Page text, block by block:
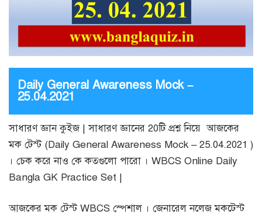
Daily General Awareness Mock –
25.04.2021
সাধারণ জ্ঞান কুইজ | সাধারণ জ্ঞানের 20টি প্রশ্ন নিয়ে আজকের
মক টেস্ট (Daily General Awareness Mock – 25.04.2021 )
। চেক করে নাও কে কতগুলো পারো । WBCS Online Daily
Bangla GK Practice Set |
আজকের মক টেস্ট WBCS স্পেশাল । জেনারেল নলেজ মকটেস্ট